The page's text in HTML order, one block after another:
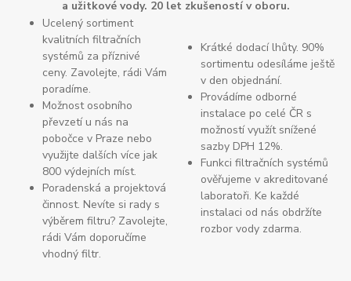
a užitkové vody. 20 let zkušeností v oboru.
Ucelený sortiment
kvalitních filtračních
systémů za příznivé
ceny. Zavolejte, rádi Vám
poradíme.
Možnost osobního
převzetí u nás na
pobočce v Praze nebo
využijte dalších více jak
800 výdejních míst.
Poradenská a projektová
činnost. Nevíte si rady s
výběrem filtru? Zavolejte,
rádi Vám doporučíme
vhodný filtr.
Krátké dodací lhůty. 90%
sortimentu odesíláme ještě
v den objednání.
Provádíme odborné
instalace po celé ČR s
možností využít snížené
sazby DPH 12%.
Funkci filtračních systémů
ověřujeme v akreditované
laboratoři. Ke každé
instalaci od nás obdržíte
rozbor vody zdarma.